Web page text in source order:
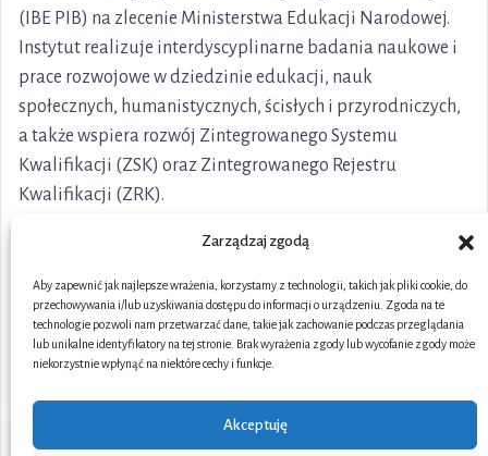
Zarządzaj zgodą
Aby zapewnić jak najlepsze wrażenia, korzystamy z technologii, takich jak pliki cookie, do
przechowywania i/lub uzyskiwania dostępu do informacji o urządzeniu. Zgoda na te
technologie pozwoli nam przetwarzać dane, takie jak zachowanie podczas przeglądania
lub unikalne identyfikatory na tej stronie. Brak wyrażenia zgody lub wycofanie zgody może
niekorzystnie wpłynąć na niektóre cechy i funkcje.
Akceptuję
(IBE PIB) na zlecenie Ministerstwa Edukacji Narodowej.
Instytut realizuje interdyscyplinarne badania naukowe i
prace rozwojowe w dziedzinie edukacji, nauk
społecznych, humanistycznych, ścisłych i przyrodniczych,
a także wspiera rozwój Zintegrowanego Systemu
Kwalifikacji (ZSK) oraz Zintegrowanego Rejestru
Kwalifikacji (ZRK).